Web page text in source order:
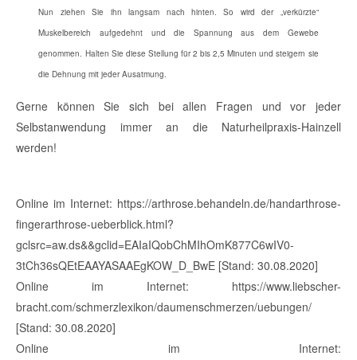
Nun ziehen Sie ihn langsam nach hinten. So wird der „verkürzte“
Muskelbereichaufgedehnt und die Spannung aus dem Gewebe
genommen. Halten Sie diese Stellung für 2 bis 2,5 Minuten und steigern sie
die Dehnung mit jeder Ausatmung.
Gerne können Sie sich bei allen Fragen und vor jeder
Selbstanwendung immer an die Naturheilpraxis-Hainzell
werden!
Online im Internet: https://arthrose.behandeln.de/handarthrose-
fingerarthrose-ueberblick.html?
gclsrc=aw.ds&&gclid=EAIaIQobChMIhOmK877C6wIV0-
3tCh36sQEtEAAYASAAEgKOW_D_BwE [Stand: 30.08.2020]
Online im Internet: https://www.liebscher-
bracht.com/schmerzlexikon/daumenschmerzen/uebungen/
[Stand: 30.08.2020]
Online im Internet: